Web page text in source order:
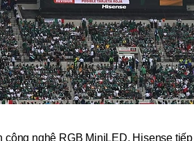
công nghệ RGB MiniLED, Hisense